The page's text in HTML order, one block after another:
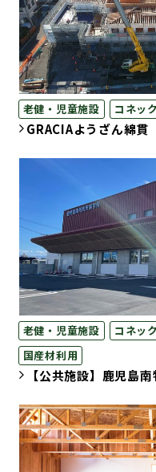
老健・児童施設 コネッ
GRACIAようざん綿貫
老健・児童施設 コネッ
国産材利用
【公共施設】鹿児島